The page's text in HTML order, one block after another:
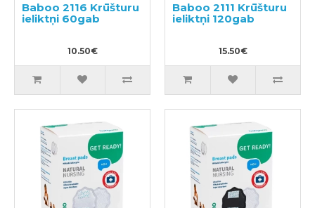
Baboo 2116 Krūšturu
ieliktņi 60gab
10.50€
Baboo 2111 Krūšturu
ieliktņi 120gab
15.50€